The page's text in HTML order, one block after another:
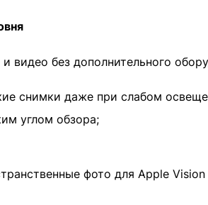
видео без дополнительного
снимки даже при слабом
углом обзора;
фото для Apple